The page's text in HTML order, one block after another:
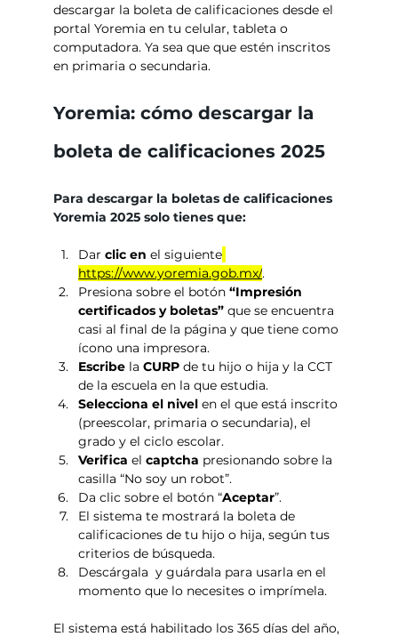
descargar la boleta de calificaciones desde el
portal Yoremia en tu celular, tableta o
computadora. Ya sea que que estén inscritos
en primaria o secundaria.
Yoremia: cómo descargar la
boleta de calificaciones 2025
Para descargar la boletas de calificaciones
Yoremia 2025 solo tienes que:
Dar clic en el siguiente
https://www.yoremia.gob.mx/.
Presiona sobre el botón “Impresión
certificados y boletas” que se encuentra
casi al final de la página y que tiene como
ícono una impresora.
Escribe la CURP de tu hijo o hija y la CCT
de la escuela en la que estudia.
Selecciona el nivel en el que está inscrito
(preescolar, primaria o secundaria), el
grado y el ciclo escolar.
Verifica el captcha presionando sobre la
casilla “No soy un robot”.
Da clic sobre el botón “Aceptar”.
El sistema te mostrará la boleta de
calificaciones de tu hijo o hija, según tus
criterios de búsqueda.
Descárgala  y guárdala para usarla en el
momento que lo necesites o imprímela.
El sistema está habilitado los 365 días del año,